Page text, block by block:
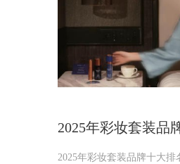
2025年彩妆套装品
2025年彩妆套装品牌十大